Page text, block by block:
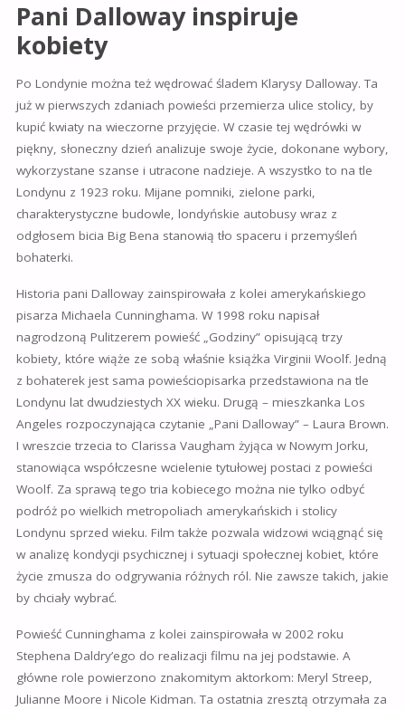
Pani Dalloway inspiruje
kobiety
Po Londynie można też wędrować śladem Klarysy Dalloway. Ta
już w pierwszych zdaniach powieści przemierza ulice stolicy, by
kupić kwiaty na wieczorne przyjęcie. W czasie tej wędrówki w
piękny, słoneczny dzień analizuje swoje życie, dokonane wybory,
wykorzystane szanse i utracone nadzieje. A wszystko to na tle
Londynu z 1923 roku. Mijane pomniki, zielone parki,
charakterystyczne budowle, londyńskie autobusy wraz z
odgłosem bicia Big Bena stanowią tło spaceru i przemyśleń
bohaterki.
Historia pani Dalloway zainspirowała z kolei amerykańskiego
pisarza Michaela Cunninghama. W 1998 roku napisał
nagrodzoną Pulitzerem powieść „Godziny” opisującą trzy
kobiety, które wiąże ze sobą właśnie książka Virginii Woolf. Jedną
z bohaterek jest sama powieściopisarka przedstawiona na tle
Londynu lat dwudziestych XX wieku. Drugą – mieszkanka Los
Angeles rozpoczynająca czytanie „Pani Dalloway” – Laura Brown.
I wreszcie trzecia to Clarissa Vaugham żyjąca w Nowym Jorku,
stanowiąca współczesne wcielenie tytułowej postaci z powieści
Woolf. Za sprawą tego tria kobiecego można nie tylko odbyć
podróż po wielkich metropoliach amerykańskich i stolicy
Londynu sprzed wieku. Film także pozwala widzowi wciągnąć się
w analizę kondycji psychicznej i sytuacji społecznej kobiet, które
życie zmusza do odgrywania różnych ról. Nie zawsze takich, jakie
by chciały wybrać.
Powieść Cunninghama z kolei zainspirowała w 2002 roku
Stephena Daldry’ego do realizacji filmu na jej podstawie. A
główne role powierzono znakomitym aktorkom: Meryl Streep,
Julianne Moore i Nicole Kidman. Ta ostatnia zresztą otrzymała za